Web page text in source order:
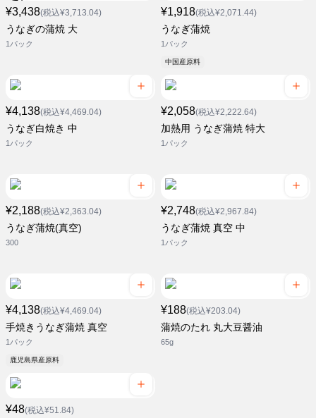
¥3,438(税込¥3,713.04)
うなぎの蒲焼 大
1パック
¥1,918(税込¥2,071.44)
うなぎ蒲焼
1パック
中国産原料
¥4,138(税込¥4,469.04)
うなぎ白焼き 中
1パック
¥2,058(税込¥2,222.64)
加熱用 うなぎ蒲焼 特大
1パック
¥2,188(税込¥2,363.04)
うなぎ蒲焼(真空)
300
¥2,748(税込¥2,967.84)
うなぎ蒲焼 真空 中
1パック
¥4,138(税込¥4,469.04)
手焼きうなぎ蒲焼 真空
1パック
鹿児島県産原料
¥188(税込¥203.04)
蒲焼のたれ 丸大豆醤油
65g
¥48(税込¥51.84)